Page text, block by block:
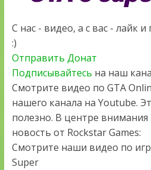
С нас - видео, а с вас - лайк
:)
Отправить Донат
Подписывайтесь на наш
Смотрите видео по GTA
нашего канала на Youtube.
полезно. В центре внимания
новость от Rockstar Games:
Смотрите наши видео по
Super